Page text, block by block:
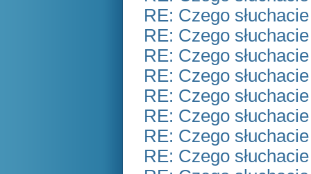
RE: Czego
RE: Czego
RE: Czego
RE: Czego
RE: Czego
RE: Czego
RE: Czego
RE: Czego